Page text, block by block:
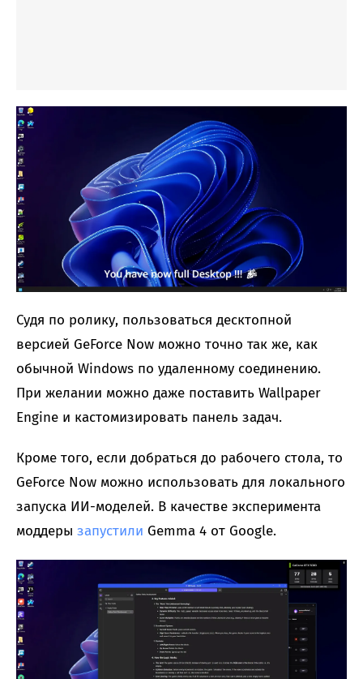
Судя по ролику, пользоваться десктопной
версией GeForce Now можно точно так же, как
обычной Windows по удаленному соединению.
При желании можно даже поставить Wallpaper
Engine и кастомизировать панель задач.
Кроме того, если добраться до рабочего стола, то
GeForce Now можно использовать для локального
запуска ИИ-моделей. В качестве эксперимента
моддеры запустили Gemma 4 от Google.